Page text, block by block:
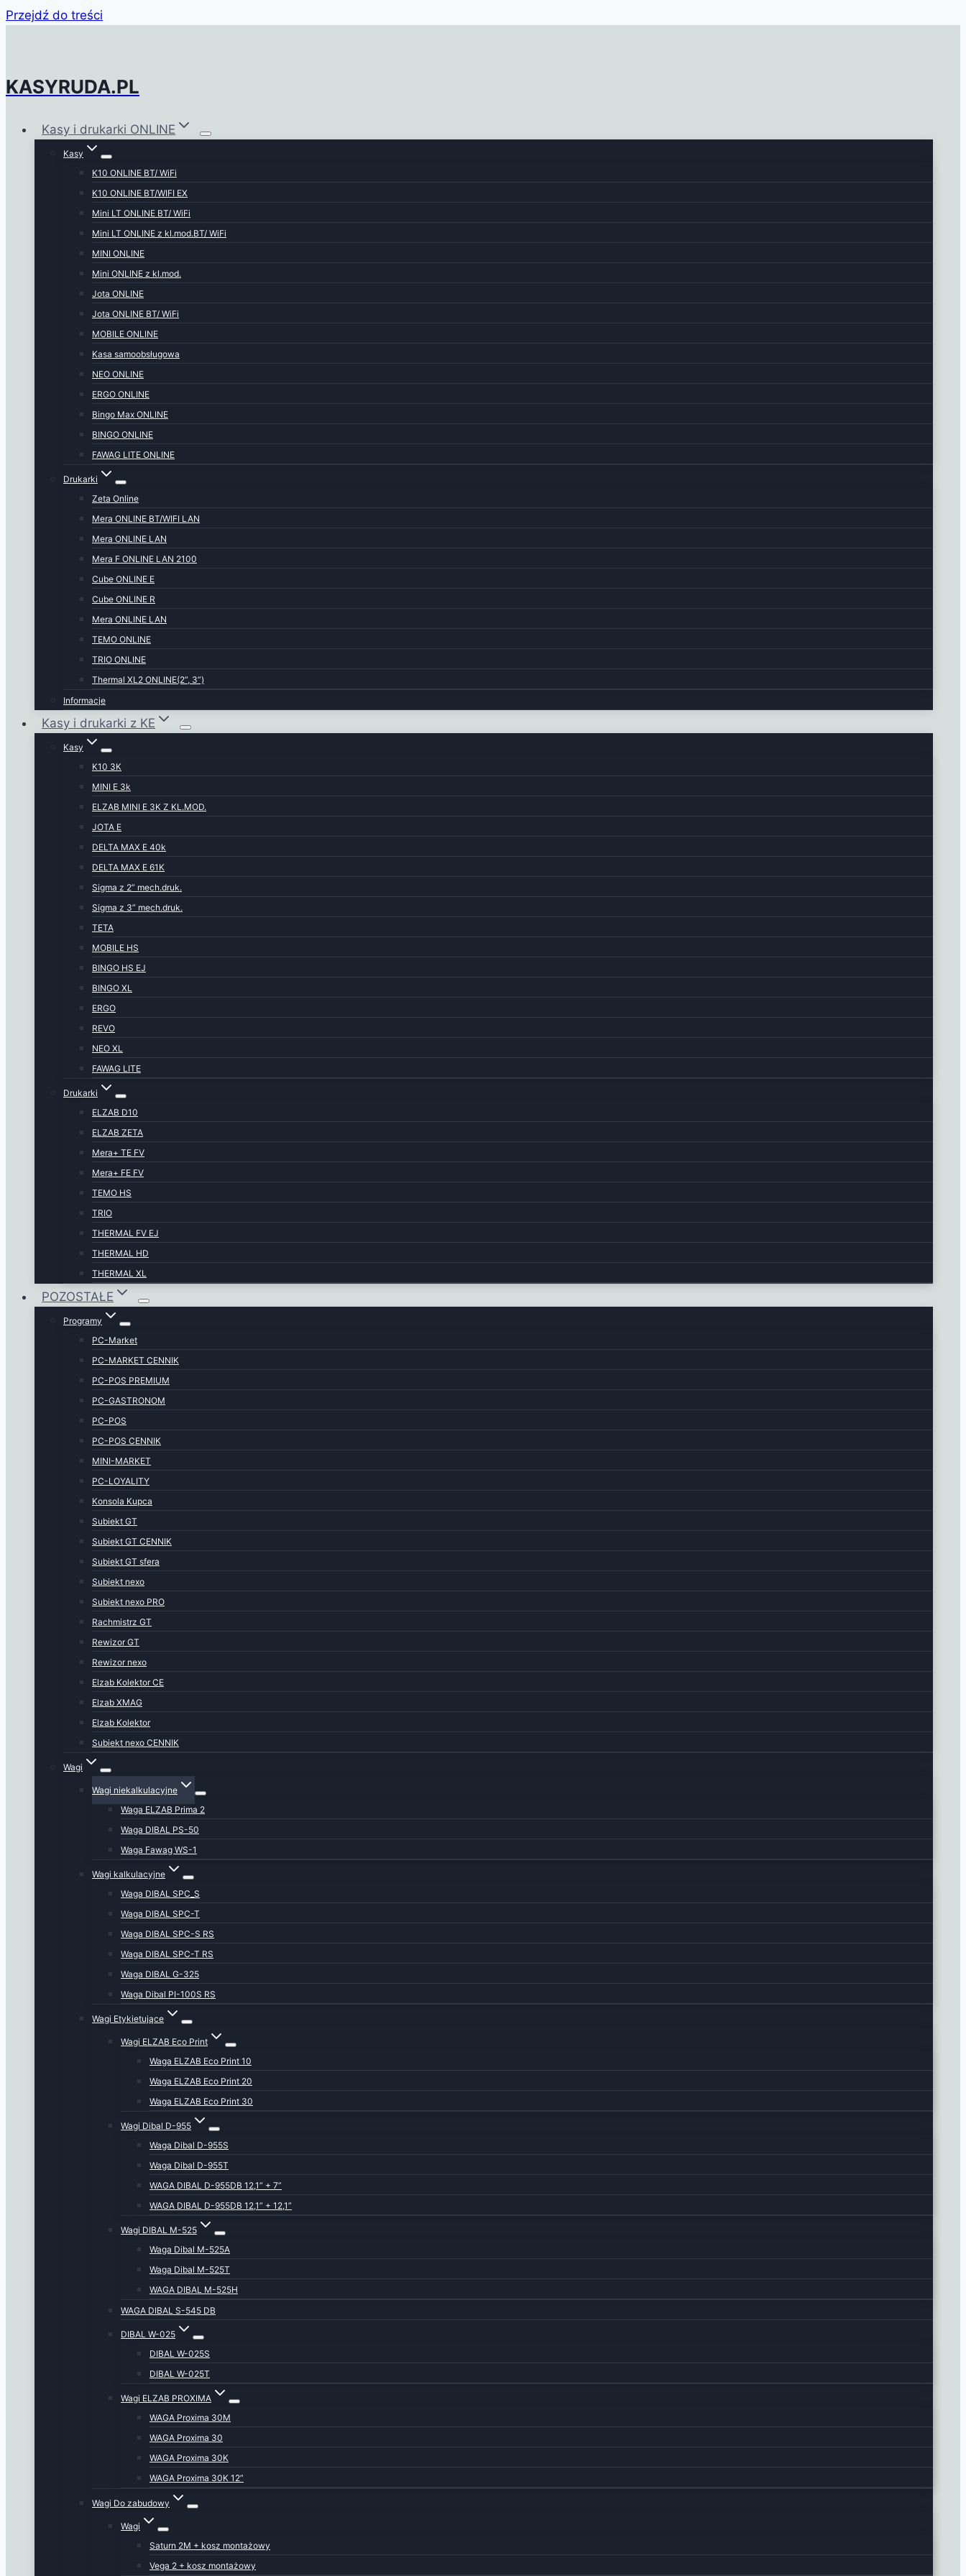
Przejdź do treści
KASYRUDA.PL
Kasy i drukarki ONLINE
Kasy
K10 ONLINE BT/ WiFi
K10 ONLINE BT/WIFI EX
Mini LT ONLINE BT/ WiFi
Mini LT ONLINE z kl.mod.BT/ WiFi
MINI ONLINE
Mini ONLINE z kl.mod.
Jota ONLINE
Jota ONLINE BT/ WiFi
MOBILE ONLINE
Kasa samoobsługowa
NEO ONLINE
ERGO ONLINE
Bingo Max ONLINE
BINGO ONLINE
FAWAG LITE ONLINE
Drukarki
Zeta Online
Mera ONLINE BT/WIFI LAN
Mera ONLINE LAN
Mera F ONLINE LAN 2100
Cube ONLINE E
Cube ONLINE R
Mera ONLINE LAN
TEMO ONLINE
TRIO ONLINE
Thermal XL2 ONLINE(2”, 3”)
Informacje
Kasy i drukarki z KE
Kasy
K10 3K
MINI E 3k
ELZAB MINI E 3K Z KL.MOD.
JOTA E
DELTA MAX E 40k
DELTA MAX E 61K
Sigma z 2” mech.druk.
Sigma z 3” mech.druk.
TETA
MOBILE HS
BINGO HS EJ
BINGO XL
ERGO
REVO
NEO XL
FAWAG LITE
Drukarki
ELZAB D10
ELZAB ZETA
Mera+ TE FV
Mera+ FE FV
TEMO HS
TRIO
THERMAL FV EJ
THERMAL HD
THERMAL XL
POZOSTAŁE
Programy
PC-Market
PC-MARKET CENNIK
PC-POS PREMIUM
PC-GASTRONOM
PC-POS
PC-POS CENNIK
MINI-MARKET
PC-LOYALITY
Konsola Kupca
Subiekt GT
Subiekt GT CENNIK
Subiekt GT sfera
Subiekt nexo
Subiekt nexo PRO
Rachmistrz GT
Rewizor GT
Rewizor nexo
Elzab Kolektor CE
Elzab XMAG
Elzab Kolektor
Subiekt nexo CENNIK
Wagi
Wagi niekalkulacyjne
Waga ELZAB Prima 2
Waga DIBAL PS-50
Waga Fawag WS-1
Wagi kalkulacyjne
Waga DIBAL SPC_S
Waga DIBAL SPC-T
Waga DIBAL SPC-S RS
Waga DIBAL SPC-T RS
Waga DIBAL G-325
Waga Dibal PI-100S RS
Wagi Etykietujące
Wagi ELZAB Eco Print
Waga ELZAB Eco Print 10
Waga ELZAB Eco Print 20
Waga ELZAB Eco Print 30
Wagi Dibal D-955
Waga Dibal D-955S
Waga Dibal D-955T
WAGA DIBAL D-955DB 12,1” + 7”
WAGA DIBAL D-955DB 12,1” + 12,1”
Wagi DIBAL M-525
Waga Dibal M-525A
Waga Dibal M-525T
WAGA DIBAL M-525H
WAGA DIBAL S-545 DB
DIBAL W-025
DIBAL W-025S
DIBAL W-025T
Wagi ELZAB PROXIMA
WAGA Proxima 30M
WAGA Proxima 30
WAGA Proxima 30K
WAGA Proxima 30K 12”
Wagi Do zabudowy
Wagi
Saturn 2M + kosz montażowy
Vega 2 + kosz montażowy